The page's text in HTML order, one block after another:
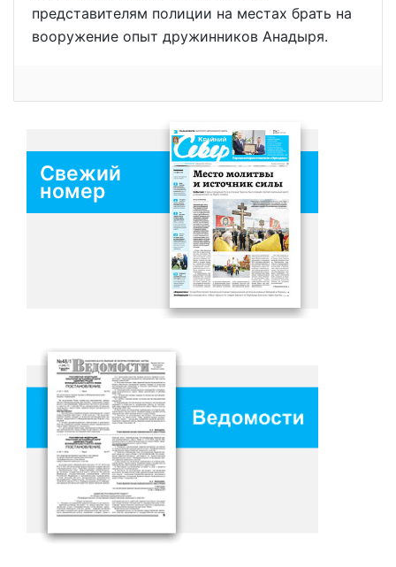
представителям полиции на местах брать на
вооружение опыт дружинников Анадыря.
Свежий
номер